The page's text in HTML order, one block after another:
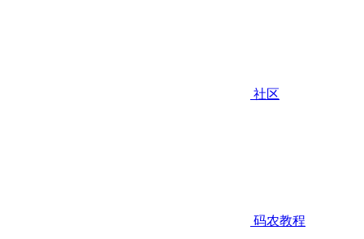
社区
码农教程